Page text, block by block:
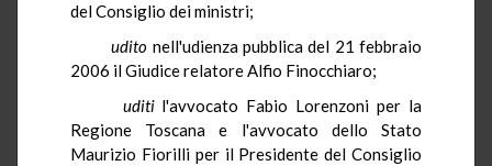
del Consiglio dei ministri;
udito nell'udienza pubblica del 21 febbraio
2006 il Giudice relatore Alfio Finocchiaro;
uditil'avvocato Fabio Lorenzoni per la
Regione Toscana e l'avvocato dello Stato
Maurizio Fiorilli per il Presidente del Consiglio